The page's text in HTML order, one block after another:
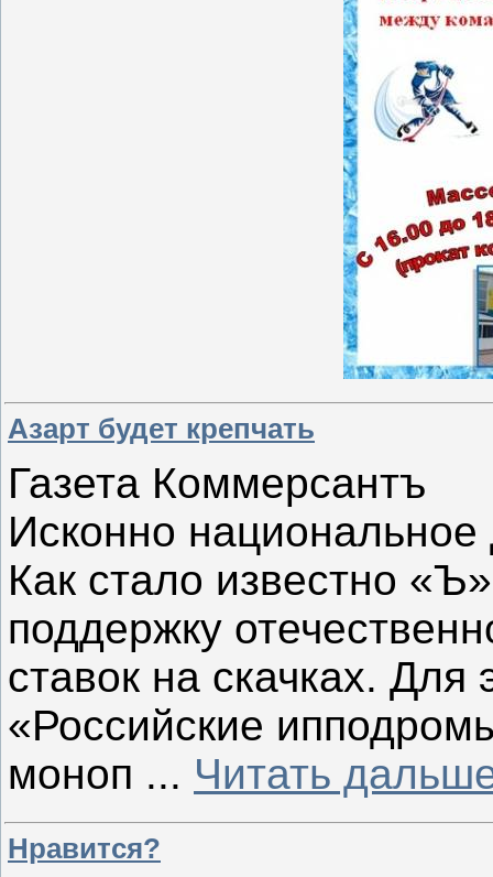
Азарт будет крепчать
Газета Коммерсантъ
Исконно национальное
Как стало известно
поддержку
ставок на скачках. Для
«Российские
моноп ... Читать
Нравится?